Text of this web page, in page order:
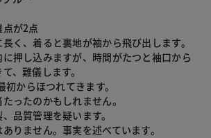
が2点
く、着ると裏地が袖から飛び出します。
押し込みますが、時間がたつと袖口から
、難儀します。
からほつれてきます。
ったのかもしれません。
品質管理を疑います。
りません。事実を述べています。